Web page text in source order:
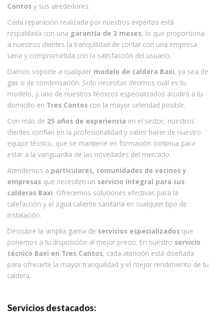
Cantos y sus alrededores.
Cada reparación realizada por nuestros expertos está
respaldada con una garantía de 3 meses, lo que proporciona
a nuestros clientes la tranquilidad de contar con una empresa
seria y comprometida con la satisfacción del usuario.
Damos soporte a cualquier modelo de caldera Baxi, ya sea de
gas o de condensación. Solo necesitas decirnos cuál es tu
modelo, y uno de nuestros técnicos especializados acudirá a tu
domicilio en Tres Cantos con la mayor celeridad posible.
Con más de 25 años de experiencia en el sector, nuestros
clientes confían en la profesionalidad y saber hacer de nuestro
equipo técnico, que se mantiene en formación continua para
estar a la vanguardia de las novedades del mercado.
Atendemos a particulares, comunidades de vecinos y
empresas que necesiten un servicio integral para sus
calderas Baxi. Ofrecemos soluciones efectivas para la
calefacción y el agua caliente sanitaria en cualquier tipo de
instalación.
Descubre la amplia gama de servicios especializados que
ponemos a tu disposición al mejor precio. En nuestro servicio
técnico Baxi en Tres Cantos, cada atención está diseñada
para ofrecerte la mayor tranquilidad y el mejor rendimiento de tu
caldera.
Servicios destacados: